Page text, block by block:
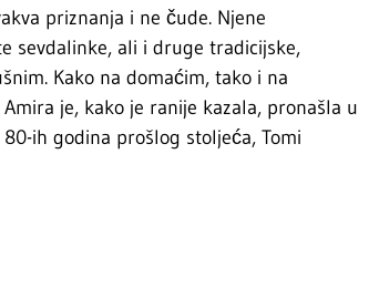
priznanja i ne čude. Njene
sevdalinke, ali i druge tradicijske,
Kako na domaćim, tako i na
je, kako je ranije kazala, pronašla u
ih godina prošlog stoljeća, Tomi